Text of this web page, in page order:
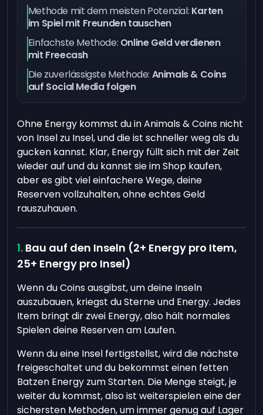
Methode mit dem meisten Potenzial: Karten
im Spiel mit Freunden tauschen
Einfachste Methode: Online Geld verdienen
mit Freecash
Die zuverlässigste Methode: Animals & Coins
auf Social Media folgen
Ohne Energy kommst du in Animals & Coins nicht
von Insel zu Insel, und die ist schneller weg als du
gucken kannst. Klar, Energy füllt sich mit der Zeit
wieder auf und du kannst sie im Shop kaufen,
aber es gibt viel einfachere Wege, deine
Reserven vollzuhalten, ohne echtes Geld
rauszuhauen.
Bau auf den Inseln (2+ Energy pro Item,
25+ Energy pro Insel)
Wenn du Coins ausgibst, um deine Inseln
auszubauen, kriegst du Sterne und Energy. Jedes
Item bringt dir zwei Energy, also hält normales
Spielen deine Reserven am Laufen.
Wenn du eine Insel fertigstellst, wird die nächste
freigeschaltet und du bekommst einen fetten
Batzen Energy zum Starten. Die Menge steigt, je
weiter du kommst, also ist weiterspielen eine der
sichersten Methoden, um immer genug auf Lager